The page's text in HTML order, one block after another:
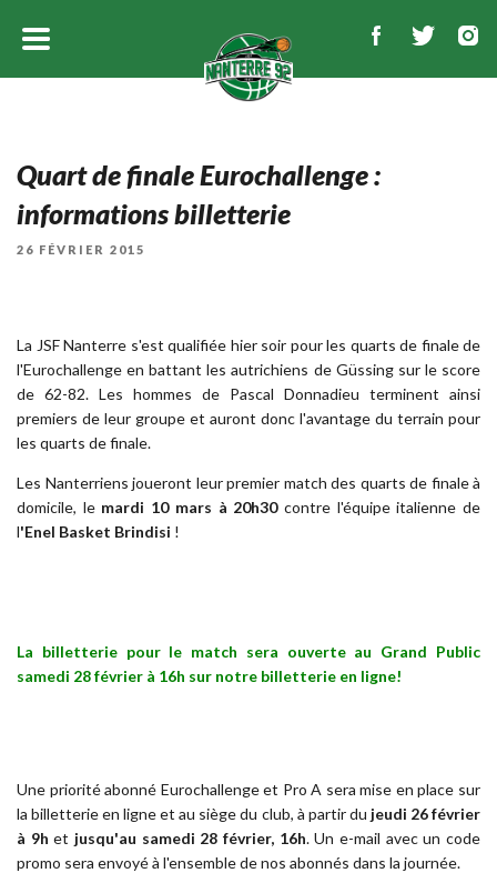
Quart de finale Eurochallenge :
informations billetterie
PUBLIÉ
26 FÉVRIER 2015
La JSF Nanterre s'est qualifiée hier soir pour les quarts de finale de
l'Eurochallenge en battant les autrichiens de Güssing sur le score
de 62-82. Les hommes de Pascal Donnadieu terminent ainsi
premiers de leur groupe et auront donc l'avantage du terrain pour
les quarts de finale.
Les Nanterriens joueront leur premier match des quarts de finale à
domicile, le mardi 10 mars à 20h30contre l'équipe italienne de
l'Enel Basket Brindisi !
La billetterie pour le match sera ouverte au Grand Public
samedi 28 février à 16h sur notre billetterie en ligne!
Une priorité abonné Eurochallenge et Pro A sera mise en place sur
la billetterie en ligne et au siège du club, à partir du jeudi 26 février
à 9het jusqu'au samedi 28 février, 16h. Un e-mail avec un code
promo sera envoyé à l'ensemble de nos abonnés dans la journée.